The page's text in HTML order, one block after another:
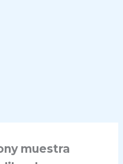
muestra